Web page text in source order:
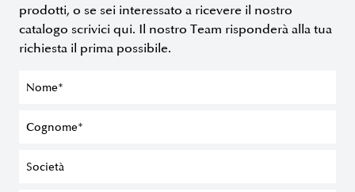
prodotti, o se sei interessato a ricevere il nostro
catalogo scrivici qui. Il nostro Team risponderà alla tua
richiesta il prima possibile.